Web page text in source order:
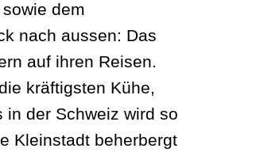
dem
nach aussen: Das
auf ihren Reisen.
kräftigsten Kühe,
der Schweiz wird so
Kleinstadt beherbergt